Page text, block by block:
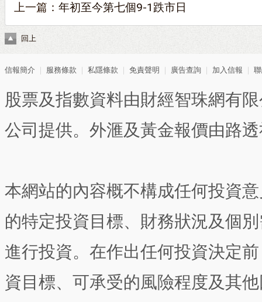
上一篇： 年初至今第七個9-1跌市日
回上
信報簡介 服務條款 私隱條款 免責聲明 廣告查詢 加入信報
股票及指數資料由財經智珠網有
公司提供。外滙及黃金報價由路
本網站的內容概不構成任何投資
的特定投資目標、財務狀況及個
進行投資。在作出任何投資決定
資目標、可承受的風險程度及其